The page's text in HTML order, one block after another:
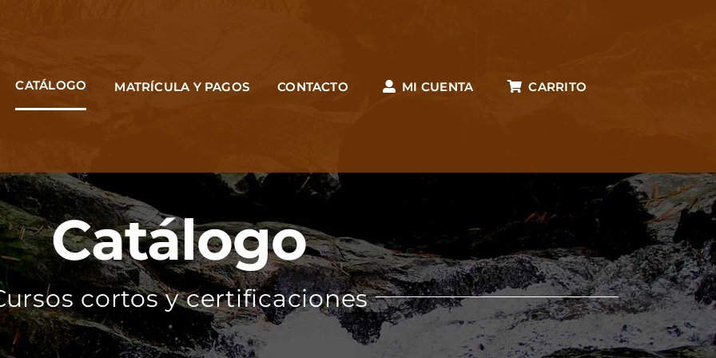
CATÁLOGO MATRÍCULA Y PAGOS CONTACTO MI CUENTA CARRITO
Catálogo
cortos y certificaciones